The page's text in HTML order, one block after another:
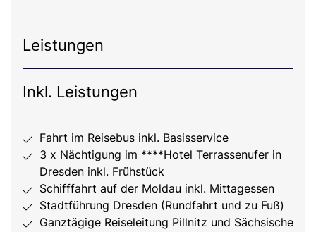
Leistungen
Inkl. Leistungen
Fahrt im Reisebus inkl. Basisservice
3 x Nächtigung im ****Hotel Terrassenufer in
Dresden inkl. Frühstück
Schifffahrt auf der Moldau inkl. Mittagessen
Stadtführung Dresden (Rundfahrt und zu Fuß)
Ganztägige Reiseleitung Pillnitz und Sächsische